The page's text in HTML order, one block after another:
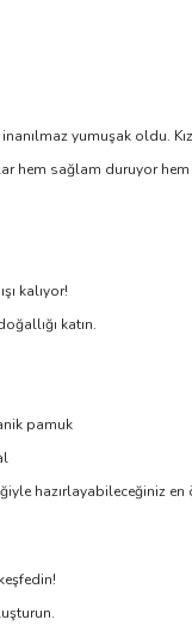
yumuşak oldu.
hem sağlam duruyor hem
kalıyor!
katın.
pamuk
hazırlayabileceğiniz